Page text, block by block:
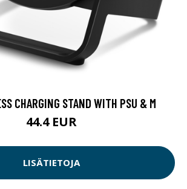
CHARGING STAND WITH PSU & M
44.4 EUR
LISÄTIETOJA